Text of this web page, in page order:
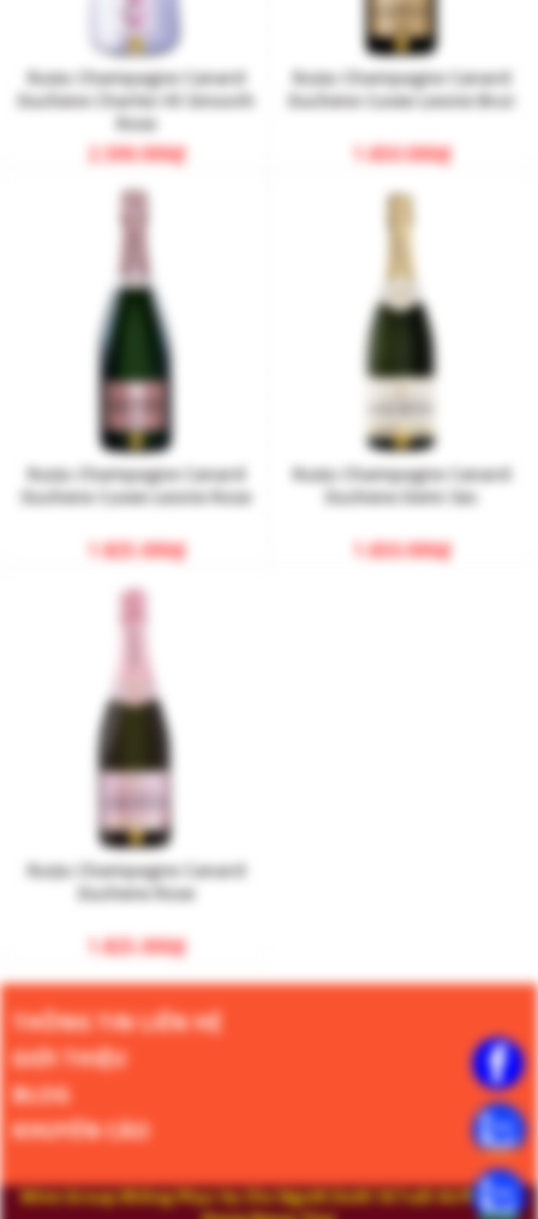
Rượu Champagne Canard
Duchene Charles VII Smooth
Rose
2.300.000₫
Rượu Champagne Canard
Duchene Cuvee Leonie Brut
1.650.000₫
Rượu Champagne Canard
Duchene Cuvee Leonie Rose
1.825.000₫
Rượu Champagne Canard
Duchene Demi Sec
1.650.000₫
Rượu Champagne Canard
Duchene Rose
1.825.000₫
THÔNG TIN LIÊN HỆ
GIỚI THIỆU
BLOG
KHUYẾN CÁO
Wine Group Không Phục Vụ Cho Người Dưới 18 Tuổi Và Phụ Nữ